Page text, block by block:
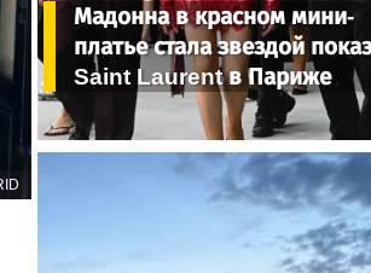
Мадонна в красном мини-
платье стала звездой
Saint Laurent в Париже